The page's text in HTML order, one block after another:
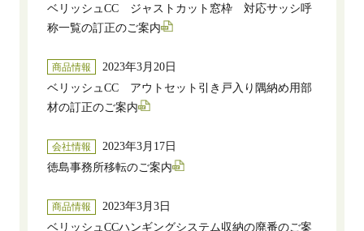
ベリッシュCC ジャストカット窓枠 対応サッシ呼
称一覧の訂正のご案内
商品情報
2023年3月20日
ベリッシュCC アウトセット引き戸入り隅納め用部
材の訂正のご案内
会社情報
2023年3月17日
徳島事務所移転のご案内
商品情報
2023年3月3日
ベリッシュCCハンギングシステム収納の廃番のご案